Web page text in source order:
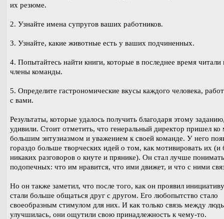
их резюме.
2. Узнайте имена супругов ваших работников.
3. Узнайте, какие животные есть у ваших подчиненных.
4. Попытайтесь найти книги, которые в последнее время
члены команды.
5. Определите гастрономические вкусы каждого человека,
с вами.
Результаты, которые удалось получить благодаря этому
удивили. Стоит отметить, что генеральный директор пришел ко
большим энтузиазмом и уважением к своей команде. У него
гораздо больше творческих идей о том, как мотивировать их (и
никаких разговоров о кнуте и прянике). Он стал лучше
подопечных: что им нравится, что ими движет, и что с ними
Но он также заметил, что после того, как он проявил
стали больше общаться друг с другом. Его любопытство стало
своеобразным стимулом для них. И как только связь между
улучшилась, они ощутили свою принадлежность к чему-то.